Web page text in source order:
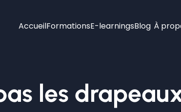
AccueilFormationsE-learningsBlog À
les